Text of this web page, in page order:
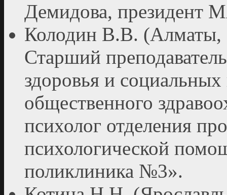
Демидова, президент
Колодин В.В. (Алматы,
Старший
здоровья и
общественного
психолог отделения
психологической
поликлиника №3».